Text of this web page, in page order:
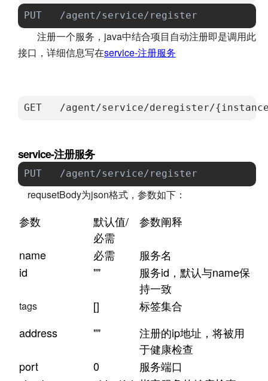
PUT   /agent/service/register
注册一个服务，java中结合项目自动注册即是调用此
接口，详细信息写在service-注册服务
GET   /agent/service/deregister/
service-注册服务
PUT   /agent/service/register
requsetBody为json格式，参数如下：
参数
默认值/
必需
参数阐释
name 必需
服务名
id
""
服务id，默认与name保
持一致
tags []
标签集合
address
""
注册的ip地址，将被用
于健康检查
port
0
服务端口